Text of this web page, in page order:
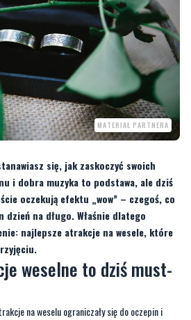
MATERIAŁ PARTNERA
się, jak zaskoczyć swoich
i dobra muzyka to podstawa, ale dziś
oczekują efektu „wow” – czegoś, co
dzień na długo. Właśnie dlatego
najlepsze atrakcje na wesele, które
weselne to dziś must-
na weselu ograniczały się do oczepin i